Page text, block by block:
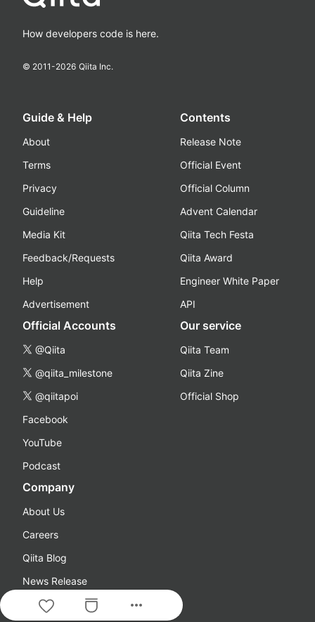
more_horiz
How developers code is here.
© 2011-2026 Qiita Inc.
Guide & Help
About
Terms
Privacy
Guideline
Media Kit
Feedback/Requests
Help
Advertisement
Contents
Release Note
Official Event
Official Column
Advent Calendar
Qiita Tech Festa
Qiita Award
Engineer White Paper
API
Official Accounts
@Qiita
@qiita_milestone
@qiitapoi
Facebook
YouTube
Podcast
Our service
Qiita Team
Qiita Zine
Official Shop
Company
About Us
Careers
Qiita Blog
News Release